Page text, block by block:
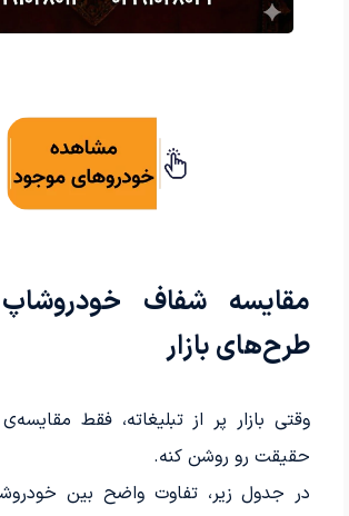
مقایسه شفاف
طرح‌های بازار
وقتی بازار پر از تبلیغاته، فقط
حقیقت رو روشن کنه.
در جدول زیر، تفاوت واضح بین